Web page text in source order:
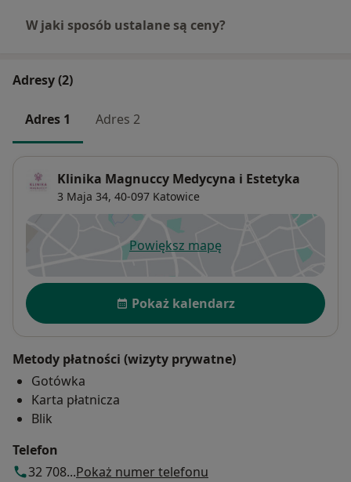
W jaki sposób ustalane są ceny?
Adresy (2)
Adres 1 Adres 2
Klinika Magnuccy Medycyna i Estetyka
3 Maja 34, 40-097 Katowice
Powiększ mapęotwiera się w nowej karcie
Dostępność
Pokaż kalendarz
Metody płatności (wizyty prywatne)
Gotówka
Karta płatnicza
Blik
Telefon
32 708...Pokaż numer telefonu